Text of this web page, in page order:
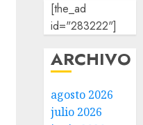
[the_ad
id="283222"]
ARCHIVO
agosto 2026
julio 2026